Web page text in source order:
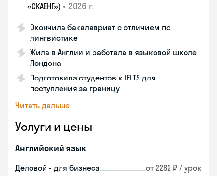
«СКАЕНГ») • 2026 г.
Окончила бакалавриат с отличием по
лингвистике
Жила в Англии и работала в языковой школе
Лондона
Подготовила студентов к IELTS для
поступления за границу
Читать дальше
Услуги и цены
Английский язык
Деловой - для бизнеса от 2282 ₽ / урок